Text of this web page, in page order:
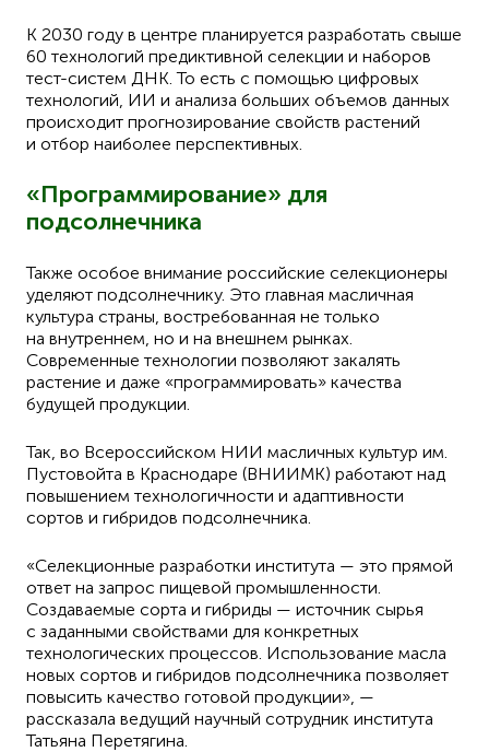
К 2030 году в центре планируется разработать свыше
60 технологий предиктивной селекции и наборов
тест-систем ДНК. То есть с помощью цифровых
технологий, ИИ и анализа больших объемов данных
происходит прогнозирование свойств растений
и отбор наиболее перспективных.
«Программирование» для
подсолнечника
Также особое внимание российские селекционеры
уделяют подсолнечнику. Это главная масличная
культура страны, востребованная не только
на внутреннем, но и на внешнем рынках.
Современные технологии позволяют закалять
растение и даже «программировать» качества
будущей продукции.
Так, во Всероссийском НИИ масличных культур им.
Пустовойта в Краснодаре (ВНИИМК) работают над
повышением технологичности и адаптивности
сортов и гибридов подсолнечника.
«Селекционные разработки института — это прямой
ответ на запрос пищевой промышленности.
Создаваемые сорта и гибриды — источник сырья
с заданными свойствами для конкретных
технологических процессов. Использование масла
новых сортов и гибридов подсолнечника позволяет
повысить качество готовой продукции», —
рассказала ведущий научный сотрудник института
Татьяна Перетягина.